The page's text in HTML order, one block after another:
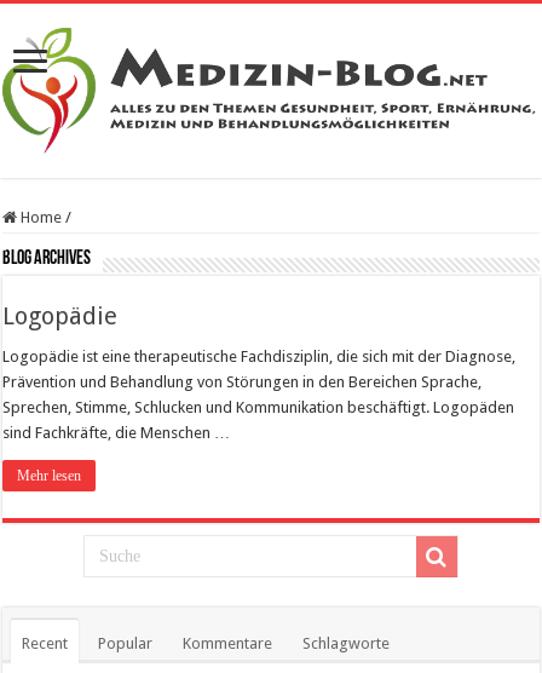
Home /
Blog Archives
Logopädie
Logopädie ist eine therapeutische Fachdisziplin, die sich mit der Diagnose,
Prävention und Behandlung von Störungen in den Bereichen Sprache,
Sprechen, Stimme, Schlucken und Kommunikation beschäftigt. Logopäden
sind Fachkräfte, die Menschen …
Mehr lesen
Recent Popular Kommentare Schlagworte